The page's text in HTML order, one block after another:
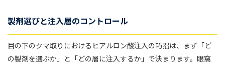
製剤選びと注入層のコントロール
目の下のクマ取りにおけるヒアルロン酸注入の巧拙は、まず「ど
の製剤を選ぶか」と「どの層に注入するか」で決まります。眼窩